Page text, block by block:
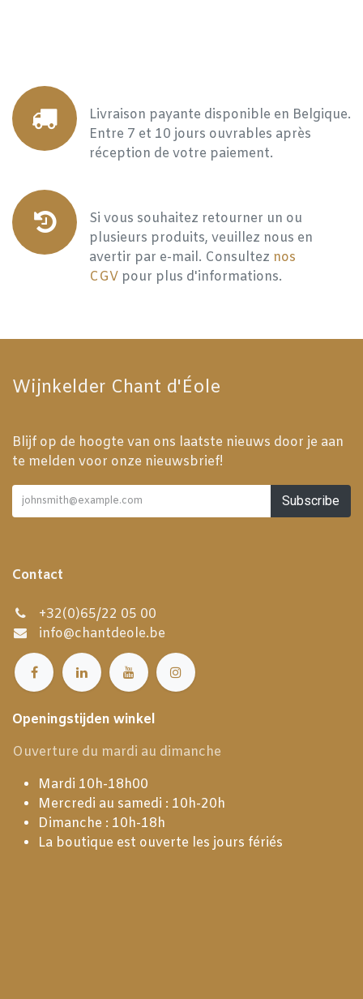
Livraison payante disponible en Belgique.
Entre 7 et 10 jours ouvrables après
réception de votre paiement.
Si vous souhaitez retourner un ou
plusieurs produits, veuillez nous en
avertir par e-mail. Consultez nos
CGV pour plus d'informations.
Wijnkelder Chant d'Éole
Blijf op de hoogte van ons laatste nieuws door je aan
te melden voor onze nieuwsbrief!
Subscribe
Contact
+32(0)65/22 05 00
info@chantdeole.be
Openingstijden winkel
Ouverture du mardi au dimanche
Mardi 10h-18h00
Mercredi au samedi : 10h-20h
Dimanche : 10h-18h
La boutique est ouverte les jours fériés